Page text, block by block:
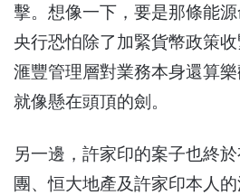
擊。想像一下，要是那條能
央行恐怕除了加緊貨幣政策
滙豐管理層對業務本身還算
就像懸在頭頂的劍。
另一邊，許家印的案子也終
團、恒大地產及許家印本人